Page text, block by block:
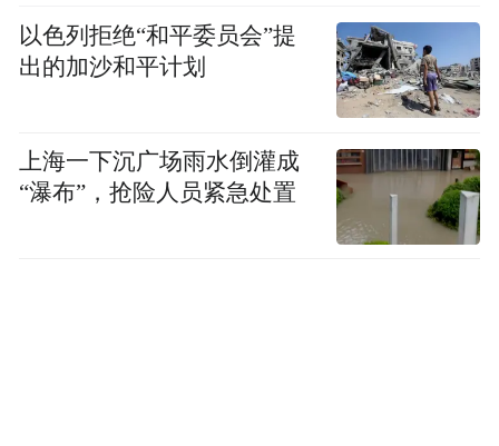
以色列拒绝“和平委员会”提
出的加沙和平计划
上海一下沉广场雨水倒灌成
“瀑布”，抢险人员紧急处置